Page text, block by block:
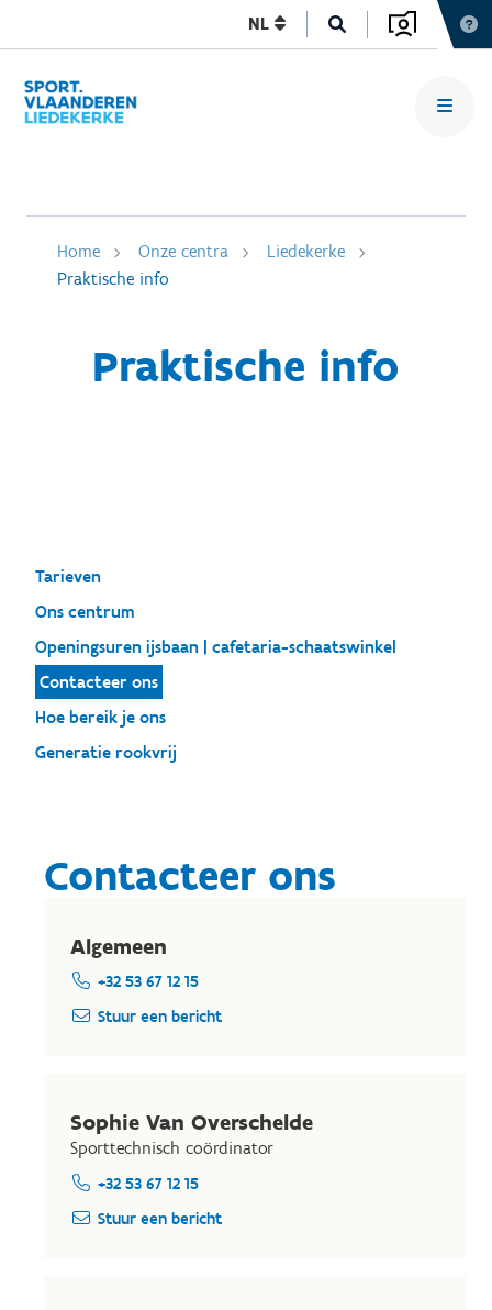
NL
Home Onze centra
Liedekerke
Praktische info
Praktische info
Tarieven
Ons centrum
Openingsuren ijsbaan | cafetaria-schaatswinkel
Contacteer ons
Hoe bereik je ons
Generatie rookvrij
Contacteer ons
Algemeen
+32 53 67 12 15
Stuur een bericht
Sophie Van Overschelde
Sporttechnisch coördinator
+32 53 67 12 15
Stuur een bericht